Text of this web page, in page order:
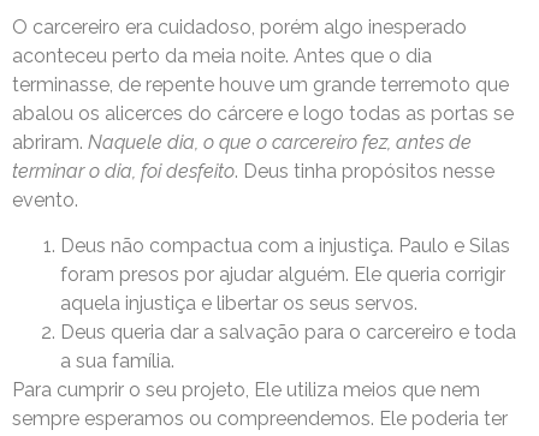
O carcereiro era cuidadoso, porém algo inesperado
aconteceu perto da meia noite. Antes que o dia
terminasse, de repente houve um grande terremoto que
abalou os alicerces do cárcere e logo todas as portas se
abriram. Naquele dia, o que o carcereiro fez, antes de
terminar o dia, foi desfeito. Deus tinha propósitos nesse
evento.
Deus não compactua com a injustiça. Paulo e Silas
foram presos por ajudar alguém. Ele queria corrigir
aquela injustiça e libertar os seus servos.
Deus queria dar a salvação para o carcereiro e toda
a sua família.
Para cumprir o seu projeto, Ele utiliza meios que nem
sempre esperamos ou compreendemos. Ele poderia ter